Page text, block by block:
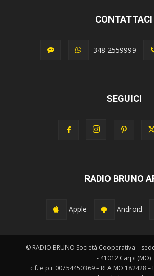
CONTATTACI
348 2559999
SEGUICI
RADIO BRUNO
Apple Android
© RADIO BRUNO Società Cooperativa –
- 41012 Carpi (MO)
c.f. e p.i. 00754450369 – REA MO 182428 –